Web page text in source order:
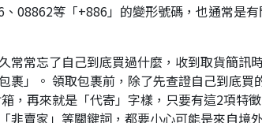
08862等「+886」的變形號碼，也通常是
常常忘了自己到底買過什麼，收到取貨簡訊
」。 領取包裹前，除了先查證自己到底
，再來就是「代寄」字樣，只要有這2項特
賣家」等關鍵詞，都要小心可能是來自境